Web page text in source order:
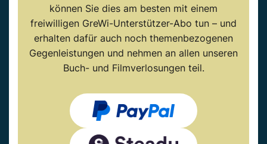
können Sie dies am besten mit einem
freiwilligen GreWi-Unterstützer-Abo tun – und
erhalten dafür auch noch themenbezogenen
Gegenleistungen und nehmen an allen unseren
Buch- und Filmverlosungen teil.